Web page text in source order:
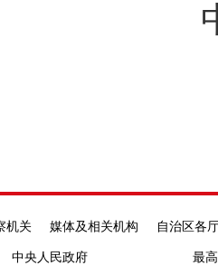
中
机关 媒体及相关机构 自治区各
中央人民政府
最